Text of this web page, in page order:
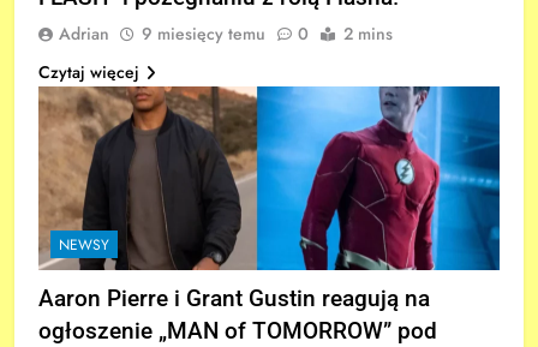
Adrian 9 miesięcy temu 0
2 mins
Czytaj więcej
NEWSY
Aaron Pierre i Grant Gustin reagują na
ogłoszenie „MAN of TOMORROW” pod